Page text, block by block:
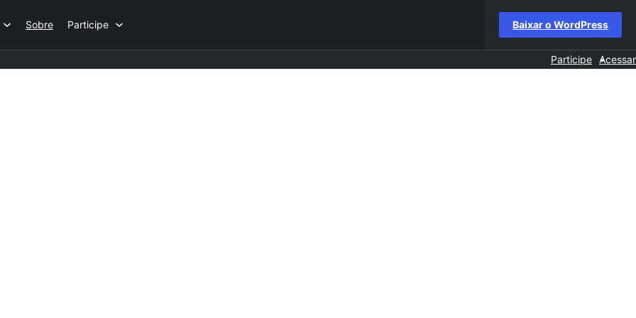
Sobre Participe Baixar o WordPress
Participe Acessar